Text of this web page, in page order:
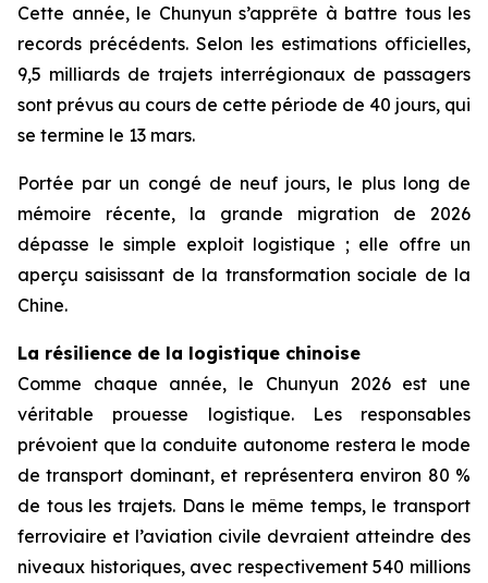
Cette année, le Chunyun s’apprête à battre tous les
records précédents. Selon les estimations officielles,
9,5 milliards de trajets interrégionaux de passagers
sont prévus au cours de cette période de 40 jours, qui
se termine le 13 mars.
Portée par un congé de neuf jours, le plus long de
mémoire récente, la grande migration de 2026
dépasse le simple exploit logistique ; elle offre un
aperçu saisissant de la transformation sociale de la
Chine.
La résilience de la logistique chinoise
Comme chaque année, le Chunyun 2026 est une
véritable prouesse logistique. Les responsables
prévoient que la conduite autonome restera le mode
de transport dominant, et représentera environ 80 %
de tous les trajets. Dans le même temps, le transport
ferroviaire et l’aviation civile devraient atteindre des
niveaux historiques, avec respectivement 540 millions